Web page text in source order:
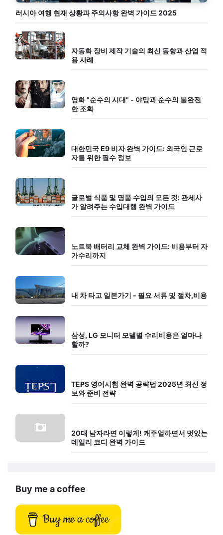
러시아 여행 현재 상황과 주의사항 완벽 가이드 2025
자동화 장비 제작 기술의 최신 동향과 산업 적
용 사례
영화 "순수의 시대" - 야망과 순수의 불완전
한 조화
대한민국 E9 비자 완벽 가이드: 외국인 근로
자를 위한 필수 정보
글로벌 식품 및 명품 수입의 모든 것: 관세사
가 알려주는 수입대행 완벽 가이드
노트북 배터리 교체 완벽 가이드: 비용부터 자
가수리까지
내 차 타고 일본가기 - 필요 서류 및 절차,비용
삼성, LG 모니터 모델별 수리비용은 얼마나
할까?
TEPS 영어시험 완벽 공략법 2025년 최신 정
보와 준비 전략
20대 남자라면 이렇게! 캐주얼하면서 멋있는
데일리 코디 완벽 가이드
Buy me a coffee
Buy me a coffee